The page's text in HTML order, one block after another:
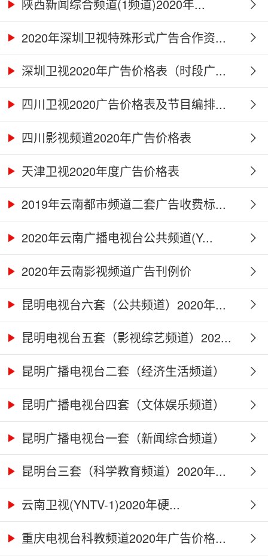
陕西新闻综合频道(1频道)2020年...
2020年深圳卫视特殊形式广告合作资...
深圳卫视2020年广告价格表（时段广...
四川卫视2020广告价格表及节目编排...
四川影视频道2020年广告价格表
天津卫视2020年度广告价格表
2019年云南都市频道二套广告收费标...
2020年云南广播电视台公共频道(Y...
2020年云南影视频道广告刊例价
昆明电视台六套（公共频道）2020年...
昆明电视台五套（影视综艺频道）202...
昆明广播电视台二套（经济生活频道）
2... 昆明广播电视台四套（文体娱乐频道）
2... 昆明广播电视台一套（新闻综合频道）
2... 昆明台三套（科学教育频道）2020年...
云南卫视(YNTV-1)2020年硬...
重庆电视台科教频道2020年广告价格...